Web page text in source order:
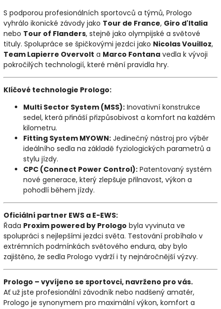
S podporou profesionálních sportovců a týmů, Prologo
vyhrálo ikonické závody jako Tour de France, Giro d'Italia
nebo Tour of Flanders, stejně jako olympijské a světové
tituly. Spolupráce se špičkovými jezdci jako Nicolas Vouilloz,
Team Lapierre Overvolt a Marco Fontana vedla k vývoji
pokročilých technologií, které mění pravidla hry.
Klíčové technologie Prologo:
Multi Sector System (MSS): Inovativní konstrukce
sedel, která přináší přizpůsobivost a komfort na každém
kilometru.
Fitting System MYOWN: Jedinečný nástroj pro výběr
ideálního sedla na základě fyziologických parametrů a
stylu jízdy.
CPC (Connect Power Control): Patentovaný systém
nové generace, který zlepšuje přilnavost, výkon a
pohodlí během jízdy.
Oficiální partner EWS a E-EWS:
Řada Proxim powered by Prologo byla vyvinuta ve
spolupráci s nejlepšími jezdci světa. Testování probíhalo v
extrémních podmínkách světového endura, aby bylo
zajištěno, že sedla Prologo vydrží i ty nejnáročnější výzvy.
Prologo – vyvíjeno se sportovci, navrženo pro vás.
Ať už jste profesionální závodník nebo nadšený amatér,
Prologo je synonymem pro maximální výkon, komfort a